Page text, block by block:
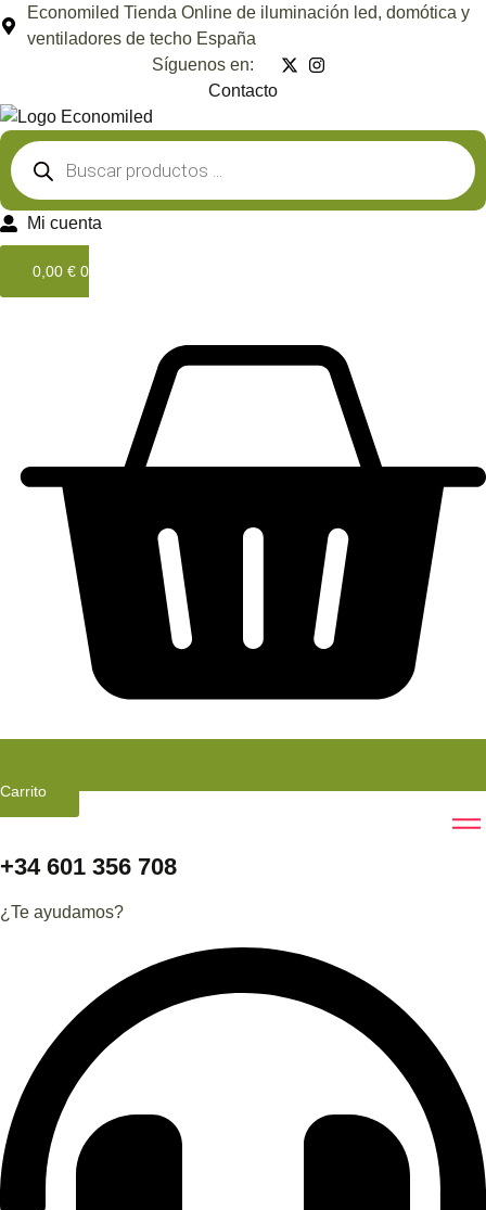
al
Economiled Tienda Online de iluminación led, domótica y
ventiladores de techo España
Síguenos en:
Contacto
Búsqueda
de
productos
Mi cuenta
0,00 € 0
Carrito
+34 601 356 708
¿Te ayudamos?